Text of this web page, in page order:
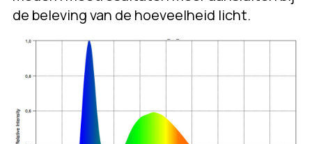
de beleving van de hoeveelheid licht.